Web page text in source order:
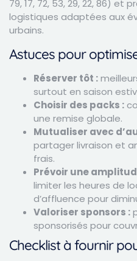
79, 17, 72, 53, 29, 22, 86)
logistiques adaptées aux
urbains.
Astuces pour
Réserver tôt :
surtout en saison
Choisir des packs :
une remise globale.
Mutualiser avec
partager livraison et
frais.
Prévoir une
limiter les heures de
d’affluence pour
Valoriser sponsors :
sponsorisés pour
Checklist à fournir